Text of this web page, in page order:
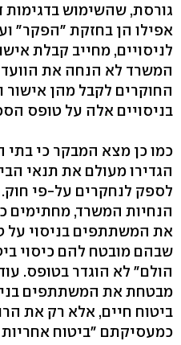
גורסת, שהשימוש בדגימות
אפילו הן בחזקת "הפקר"
לניסויים, מחייב קבלת
המשרד לא הנחה את
החוקרים לקבל מהן
בניסויים אלה על טופס
כמו כן מצא המבקר כי בתי
הגדירו מעולם את תנאי
לספק לנחקרים על-פי
הנחיות המשרד, מחתימים
את המשתתפים בניסוי
שבהם מובטח להם כיסוי
הולם" לא הוגדר בטופס.
מבטחת את המשתתפים
ביטוח חיים, אלא רק את
כמעסיקתם "ביטוח